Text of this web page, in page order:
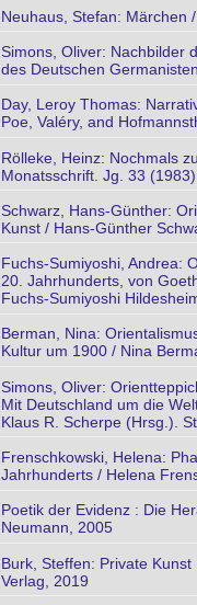
Neuhaus, Stefan: Märchen
Simons, Oliver: Nachbilder
des Deutschen
Day, Leroy Thomas:
Poe, Valéry, and
Rölleke, Heinz: Nochmals
Monatsschrift. Jg. 33
Schwarz, Hans-Günther:
Kunst / Hans-Günther
Fuchs-Sumiyoshi, Andrea:
20. Jahrhunderts, von
Fuchs-Sumiyoshi
Berman, Nina:
Kultur um 1900 / Nina
Simons, Oliver:
Mit Deutschland um die
Klaus R. Scherpe (Hrsg.).
Frenschkowski, Helena:
Jahrhunderts / Helena
Poetik der Evidenz : Die
Neumann, 2005
Burk, Steffen: Private
Verlag, 2019